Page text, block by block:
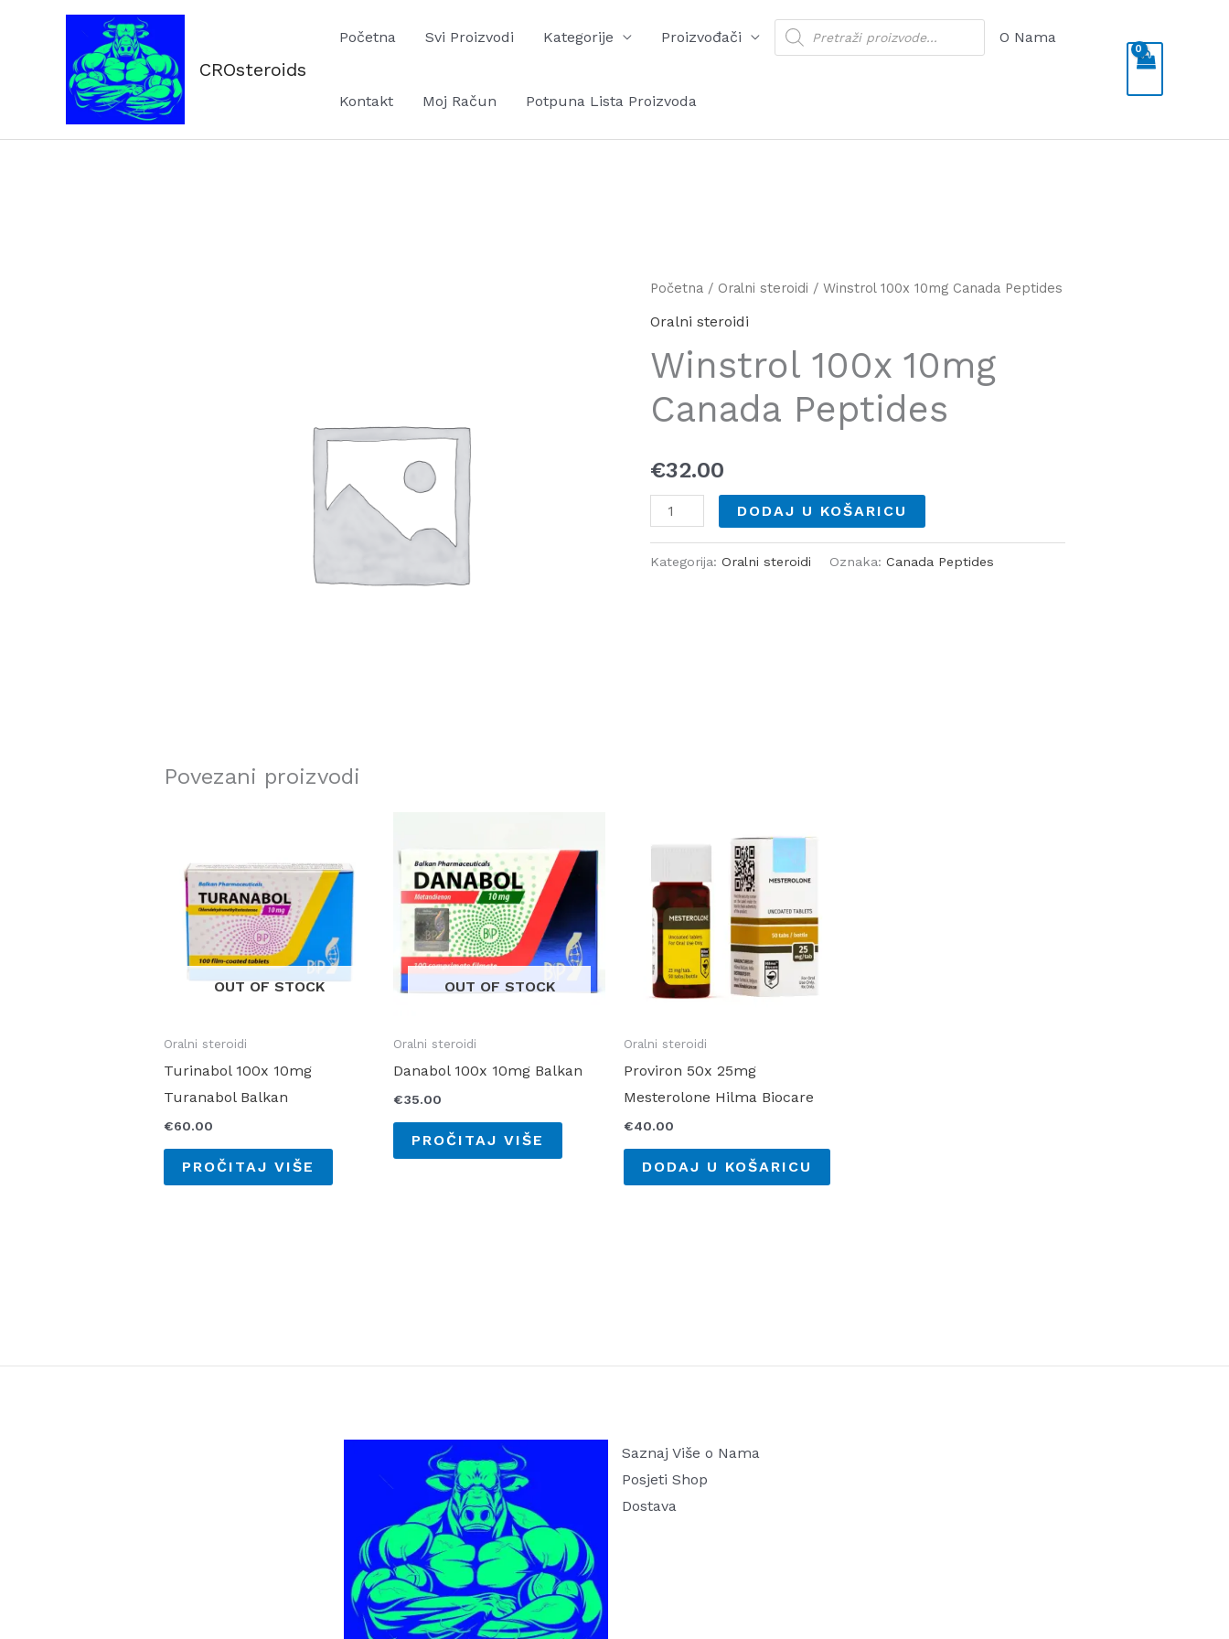
CROsteroids
Početna Svi Proizvodi Kategorije Proizvođači
Products
search
O Nama
Kontakt Moj Račun Potpuna Lista Proizvoda
Početna / Oralni steroidi / Winstrol 100x 10mg Canada Peptides
Oralni steroidi
Winstrol 100x 10mg
Canada Peptides
€32.00
Winstrol
100x
Canada
Peptides
količina
DODAJ U KOŠARICU
Kategorija:Oralni steroidi Oznaka:Canada Peptides
Povezani proizvodi
OUT OF STOCK
Oralni steroidi
Turinabol 100x 10mg
Turanabol Balkan
€60.00
PROČITAJ VIŠE
OUT OF STOCK
Oralni steroidi
Danabol 100x 10mg Balkan
€35.00
PROČITAJ VIŠE
Oralni steroidi
Proviron 50x 25mg
Mesterolone Hilma Biocare
€40.00
DODAJ U KOŠARICU
Saznaj Više o Nama
Posjeti Shop
Dostava